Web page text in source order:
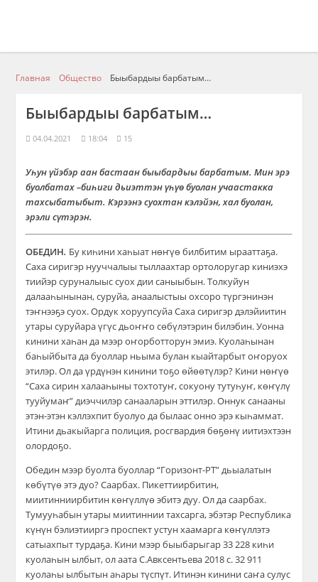
Главная Общество Быыбардыы барбатым…
Быыбардыы барбатым…
04.04.2021 18:04 15
Уһун үйэбэр аан бастаан быыбардыы барбатым. Мин эрэ
буолбатах –биһиги дьиэттэн үһүө буолан учаастакка
тахсыбатыбыт. Кэрээнэ суохтан кэлэйэн, хал буолан,
эрэли сүтэрэн.
ОБЕДИН. Бу киһини хаһыат нөҥүө билбитим ырааттаҕа.
Саха сиригэр нууччалыы тыллаахтар ортолоругар киниэхэ
тиийэр суруналыыс суох дии саныыбын. Толкуйун
далааһынынан, суруйа, анаалыстыы охсоро түргэнинэн
тэҥнээҕэ суох. Ордук хоруупсуйа Саха сиригэр дэлэйиитин
утары суруйара үгүс дьоҥҥо сөбүлэтэрин билэбин. Уонна
кинини хаһан да мээр оҥорботторун эмиэ. Куолаһынан
баһыйбыта да буоллар ньыма булан кыайтарбыт оҥоруох
этилэр. Ол да үрдүнэн кинини тоҕо өйөөтүлэр? Кини нөҥүө
“Саха сирин халааһыны тохтотуҥ, сокуону тутуһуҥ, көҥүлү
тууйумаҥ” диэччилэр санааларын эттилэр. Оннук санааны
этэн-этэн кэллэхпит буолуо да былаас онно эрэ кыһаммат.
Итини дьакыйарга полиция, росгвардия бөҕөнү иитиэхтээн
олордоҕо.
Обедин мээр буолта буоллар “Горизонт-РТ” дьыалатын
көбүтүө этэ дуо? Саарбах. Пикеттиирбитин,
миитинниирбитин көҥүллүө эбитэ дуу. Ол да саарбах.
Тумууһабын утары миитиннии тахсарга, эбэтэр Республика
күнүн бэлиэтииргэ проспект устун хаамарга көҥүллэтэ
сатыахпыт турдаҕа. Кини мээр быыбарыгар 33 228 киһи
куолаһын ылбыт, ол аата С.Авксентьева 2018 с. 32 911
куолаһы ылбытын аһары түспүт. Итинэн кинини саҥа сулус